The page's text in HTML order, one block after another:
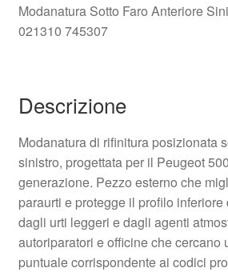
Modanatura Sotto Faro Anteriore
021310 745307
Descrizione
Modanatura di rifinitura posizionata
sinistro, progettata per il Peugeot
generazione. Pezzo esterno che
paraurti e protegge il profilo
dagli urti leggeri e dagli agenti
autoriparatori e officine che cercano
puntuale corrispondente ai codici